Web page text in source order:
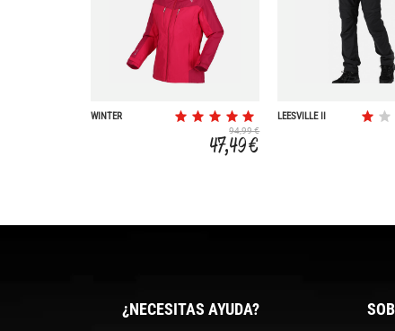
WINTER
94,99 €
47,49 €
LEESVILLE II
¿NECESITAS AYUDA?